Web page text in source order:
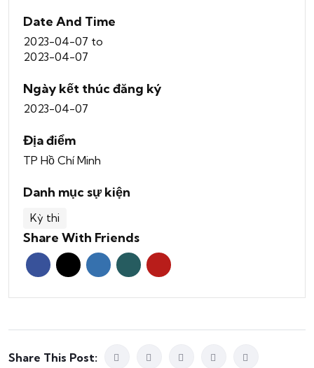
Date And Time
2023-04-07 to
2023-04-07
Ngày kết thúc đăng ký
2023-04-07
Địa điểm
TP Hồ Chí Minh
Danh mục sự kiện
Kỳ thi
Share With Friends
Share This Post: